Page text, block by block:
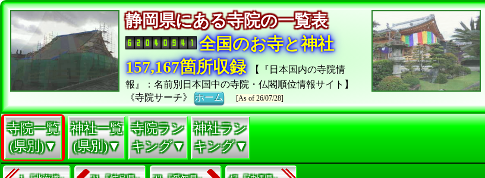
静岡県にある寺院の一覧表
全国のお寺と神社
157,167箇所収録
【『日本国内の寺院情
報』：名前別日本国中の寺院・仏閣順位情報サイト】
《寺院サーチ》ホーム [As of 26/07/28]
寺院一覧
(県別)▼
神社一覧
(県別)▼
寺院ラン
キング▼
神社ラン
キング▼